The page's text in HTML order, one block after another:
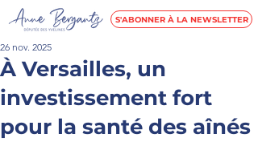
S'ABONNER À LA NEWSLETTER
À Versailles, un
investissement fort
pour la santé des aînés
26 nov. 2025